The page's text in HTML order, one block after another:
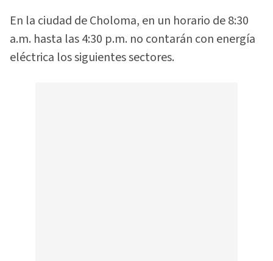
En la ciudad de Choloma, en un horario de 8:30
a.m. hasta las 4:30 p.m. no contarán con energía
eléctrica los siguientes sectores.